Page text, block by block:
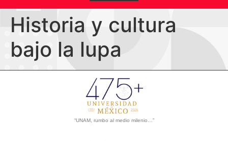
Historia y cultura
bajo la lupa
“UNAM, rumbo al medio milenio…”